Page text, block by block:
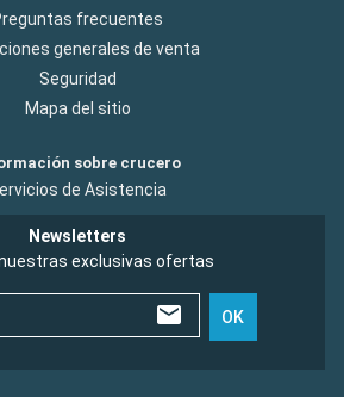
frecuentes
generales de venta
Seguridad
Mapa del sitio
sobre crucero
de Asistencia
Newsletters
exclusivas ofertas
OK